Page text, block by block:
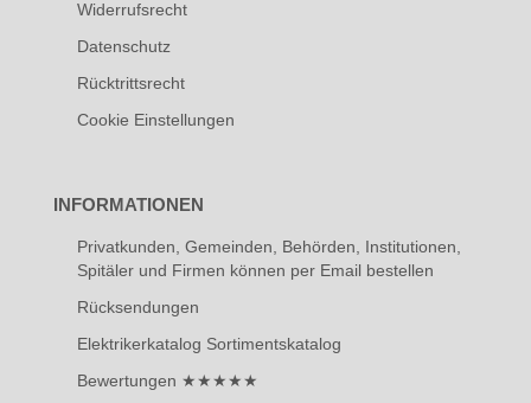
Widerrufsrecht
Datenschutz
Rücktrittsrecht
Cookie Einstellungen
INFORMATIONEN
Privatkunden, Gemeinden, Behörden, Institutionen,
Spitäler und Firmen können per Email bestellen
Rücksendungen
Elektrikerkatalog Sortimentskatalog
Bewertungen ★★★★★